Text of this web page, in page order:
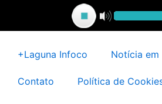
conteúdo
+Laguna Infoco Notícia em
Contato Política de